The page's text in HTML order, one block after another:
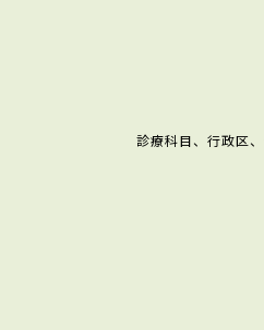
診療科目、行政区